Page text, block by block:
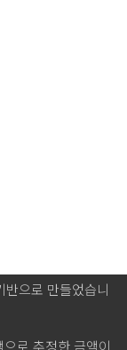
반으로 만들었습니
로 추정한 금액이